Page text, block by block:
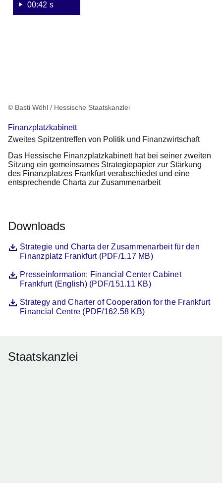
00:42 s
© Basti Wöhl / Hessische Staatskanzlei
Finanzplatzkabinett
Zweites Spitzentreffen von Politik und Finanzwirtschaft
Das Hessische Finanzplatzkabinett hat bei seiner zweiten
Sitzung ein gemeinsames Strategiepapier zur Stärkung
des Finanzplatzes Frankfurt verabschiedet und eine
entsprechende Charta zur Zusammenarbeit
Downloads
DateiStrategie und Charta der Zusammenarbeit für den
Finanzplatz Frankfurt (PDF/1.17 MB)
Öffnet sich in einem neuen Fenster
DateiPresseinformation: Financial Center Cabinet
Frankfurt (English) (PDF/151.11 KB)
Öffnet sich in einem neuen Fenster
DateiStrategy and Charter of Cooperation for the Frankfurt
Financial Centre (PDF/162.58 KB)
Öffnet sich in einem neuen Fenster
Staatskanzlei